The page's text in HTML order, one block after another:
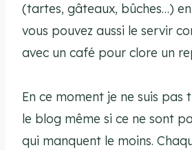
(tartes, gâteaux, bûches…)
vous pouvez aussi le servir
avec un café pour clore un
En ce moment je ne suis pas
le blog même si ce ne sont
qui manquent le moins.